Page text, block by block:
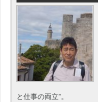
と仕事の両立”。